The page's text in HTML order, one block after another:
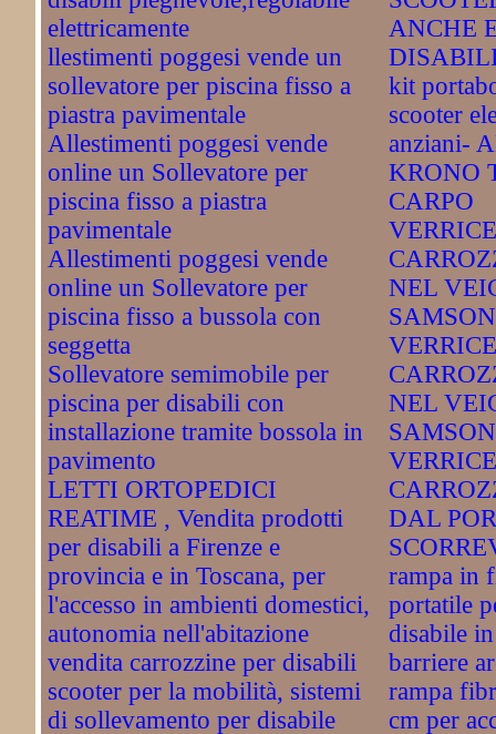
elettricamente
llestimenti poggesi vende un
sollevatore per piscina fisso a
piastra pavimentale
Allestimenti poggesi vende
online un Sollevatore per
piscina fisso a piastra
pavimentale
Allestimenti poggesi vende
online un Sollevatore per
piscina fisso a bussola con
seggetta
Sollevatore semimobile per
piscina per disabili con
installazione tramite bossola in
pavimento
LETTI ORTOPEDICI
REATIME , Vendita prodotti
per disabili a Firenze e
provincia e in Toscana, per
l'accesso in ambienti domestici,
autonomia nell'abitazione
vendita carrozzine per disabili
scooter per la mobilità, sistemi
di sollevamento per disabile
ANCHE
kit
scooter
anziani-
KRONO
CARPO
NEL
NEL
DAL
rampa in
portatile
disabile
barriere
rampa
cm per